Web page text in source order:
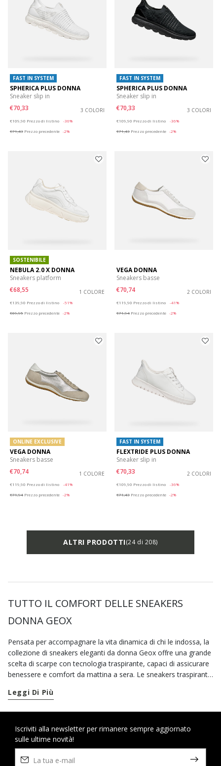
FAST IN SYSTEM
SPHERICA PLUS DONNA
Sneaker slip in
€70,33
3 COLORI
€109,90 Prezzo di listino
-36%
€71,43 Prezzo precedente -2%
FAST IN SYSTEM
SPHERICA PLUS DONNA
Sneaker slip in
€70,33
3 COLORI
€109,90 Prezzo di listino
-36%
€71,43 Prezzo precedente -2%
SOSTENIBILE
NEBULA 2.0 X DONNA
Sneakers platform
€68,55
1 COLORE
€139,90 Prezzo di listino
-51%
€69,95 Prezzo precedente -2%
VEGA DONNA
Sneakers basse
€70,74
2 COLORI
€119,90 Prezzo di listino
-41%
€71,94 Prezzo precedente -2%
ONLINE EXCLUSIVE
VEGA DONNA
Sneakers basse
€70,74
1 COLORE
€119,90 Prezzo di listino
-41%
€71,94 Prezzo precedente -2%
FAST IN SYSTEM
FLEXTRIDE PLUS DONNA
Sneaker slip in
€70,33
2 COLORI
€109,90 Prezzo di listino
-36%
€71,43 Prezzo precedente -2%
ALTRI PRODOTTI(24 di 208)
TUTTO IL COMFORT DELLE SNEAKERS
DONNA GEOX
Pensata per accompagnare la vita dinamica di chi le indossa, la
collezione di sneakers eleganti da donna Geox offre una grande
scelta di scarpe con tecnologia traspirante, capaci di assicurare
benessere e comfort da mattina a sera. Le sneakers traspiranti
stagione puoi scegliere tra modelli di scarpe sportive donna dal
protezione e stile. Per destreggiarti tra un impegno e l’altro in
giro per la città, puoi contare, inoltre, su una vasta gamma di
scarpe comode dall'attitudine active o in stile urban. Quando le
previsioni meteo non sono delle migliori, indossa le
Leggi Di Più
Iscriviti alla newsletter per rimanere sempre aggiornato
sulle ultime novità!